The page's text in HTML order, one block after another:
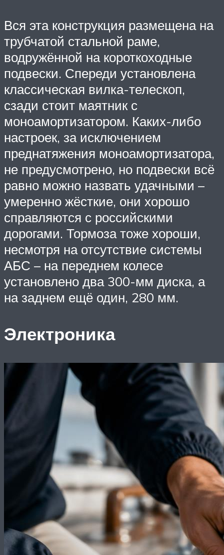
Вся эта конструкция размещена на
трубчатой стальной раме,
водружённой на короткоходные
подвески. Спереди установлена
классическая вилка-телескоп,
сзади стоит маятник с
моноамортизатором. Каких-либо
настроек, за исключением
преднатяжения моноамортизатора,
не предусмотрено, но подвески всё
равно можно назвать удачными –
умеренно жёсткие, они хорошо
справляются с российскими
дорогами. Тормоза тоже хороши,
несмотря на отсутствие системы
АБС – на переднем колесе
установлено два 300-мм диска, а
на заднем ещё один, 280 мм.
Электроника